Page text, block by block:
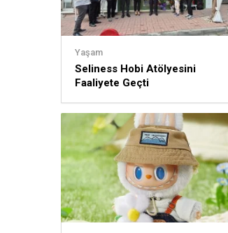
Yaşam
Seliness Hobi Atölyesini
Faaliyete Geçti